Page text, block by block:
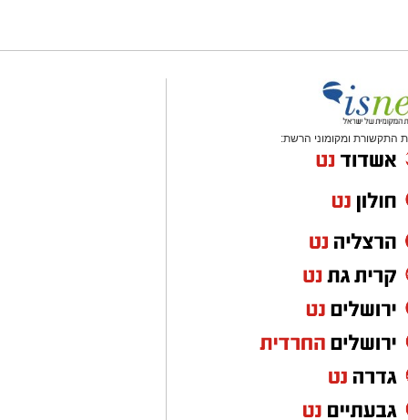
התקשורת ומקומוני הרשת: